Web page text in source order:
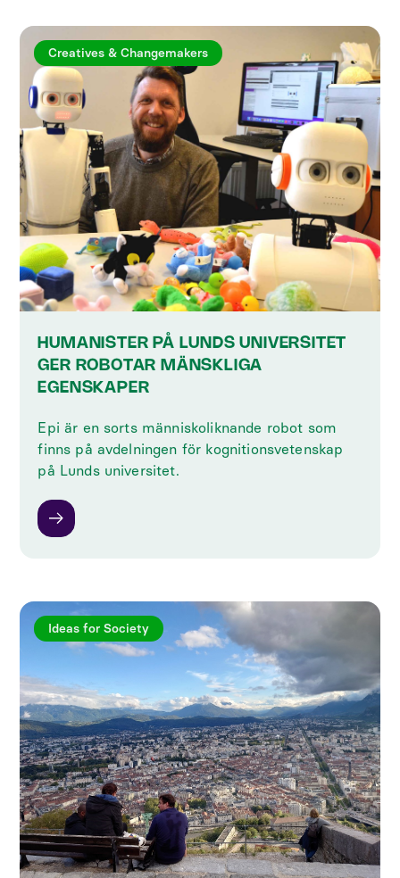
Creatives & Changemakers
HUMANISTER PÅ LUNDS UNIVERSITET
GER ROBOTAR MÄNSKLIGA
EGENSKAPER
Epi är en sorts människoliknande robot som
finns på avdelningen för kognitionsvetenskap
på Lunds universitet.
Ideas for Society